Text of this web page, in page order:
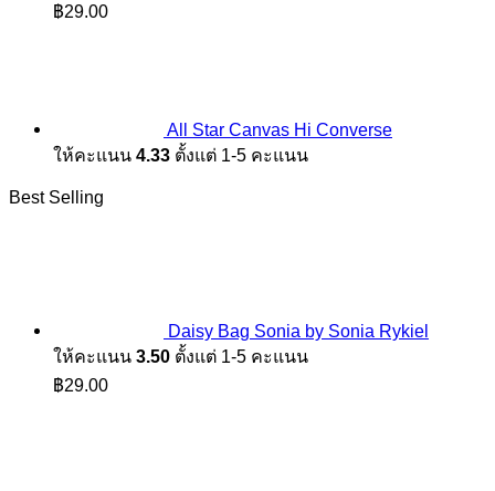
฿29.00
All Star Canvas Hi Converse
ให้คะแนน 4.33 ตั้งแต่ 1-5 คะแนน
Best Selling
Daisy Bag Sonia by Sonia Rykiel
ให้คะแนน 3.50 ตั้งแต่ 1-5 คะแนน
฿29.00